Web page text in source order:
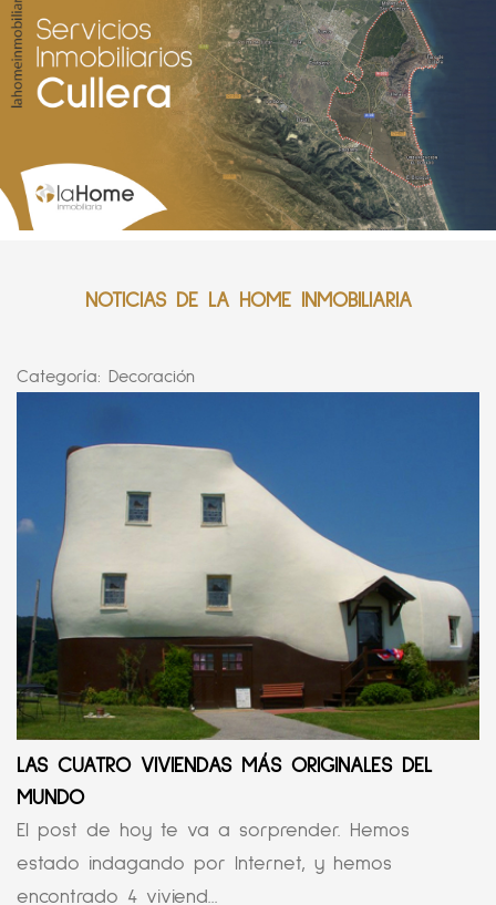
NOTICIAS DE LA HOME INMOBILIARIA
Categoría: Decoración
LAS CUATRO VIVIENDAS MÁS ORIGINALES DEL
MUNDO
El post de hoy te va a sorprender. Hemos
estado indagando por Internet, y hemos
encontrado 4 viviend...